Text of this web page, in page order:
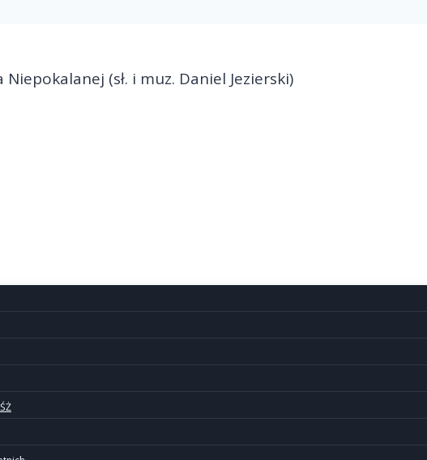
Niepokalanej (sł. i muz. Daniel Jezierski)